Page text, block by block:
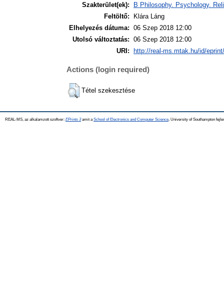
Szakterület(ek):
B Philosophy. Psychology.
Feltöltő:
Klára Láng
Elhelyezés dátuma: 06 Szep 2018 12:00
Utolsó változtatás: 06 Szep 2018 12:00
URI:
http://real-ms.mtak.hu/id/
Actions (login required)
Tétel szekesztése
REAL-MS, az alkalamzott szoftver: EPrints 3amit a School of Electronics and Computer Science , University of Southampton